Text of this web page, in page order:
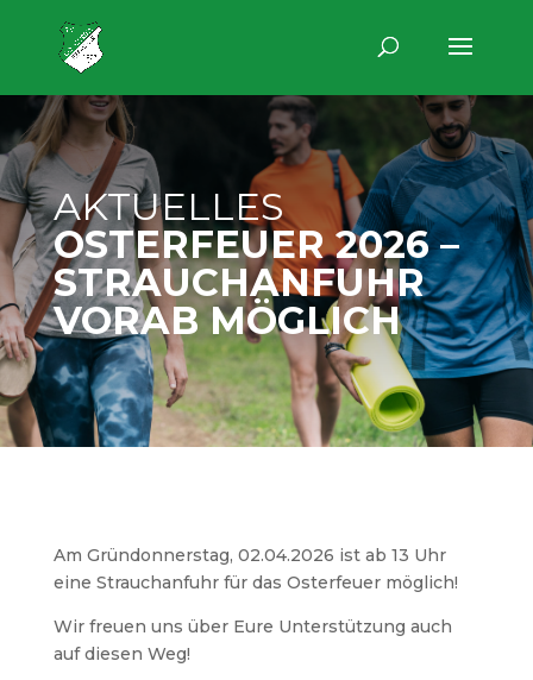
AKTUELLES
OSTERFEUER 2026 –
STRAUCHANFUHR
VORAB MÖGLICH
Am Gründonnerstag, 02.04.2026 ist ab 13 Uhr
eine Strauchanfuhr für das Osterfeuer möglich!
Wir freuen uns über Eure Unterstützung auch
auf diesen Weg!